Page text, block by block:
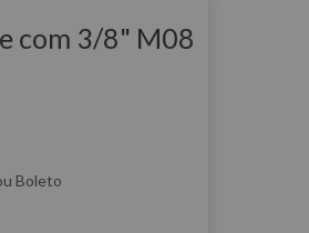
com 3/8" M08
Boleto